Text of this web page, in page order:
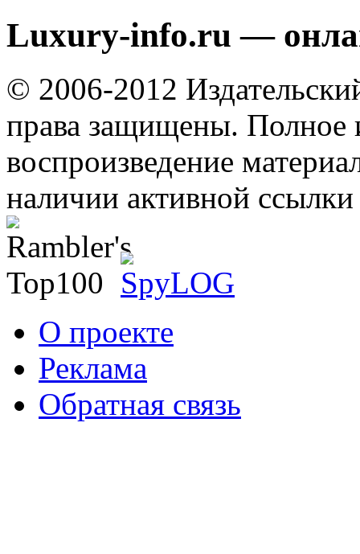
Luxury-info.ru —
© 2006-2012
права защищены. Полное
воспроизведение
наличии активной ссылки
О проекте
Реклама
Обратная связь